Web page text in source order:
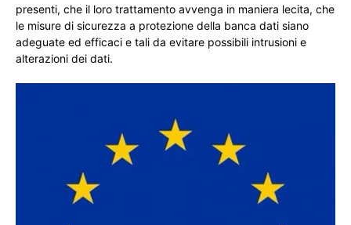
presenti, che il loro trattamento avvenga in maniera lecita, che
le misure di sicurezza a protezione della banca dati siano
adeguate ed efficaci e tali da evitare possibili intrusioni e
alterazioni dei dati.